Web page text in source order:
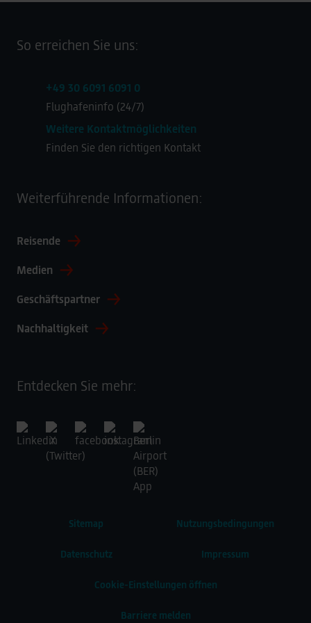
So erreichen Sie uns:
+49 30 6091 6091 0
Flughafeninfo (24/7)
Weitere Kontaktmöglichkeiten
Finden Sie den richtigen Kontakt
Weiterführende Informationen:
Reisende
Medien
Geschäftspartner
Nachhaltigkeit
Entdecken Sie mehr:
Sitemap Nutzungsbedingungen
Datenschutz Impressum
Cookie-Einstellungen öffnen
Barriere melden